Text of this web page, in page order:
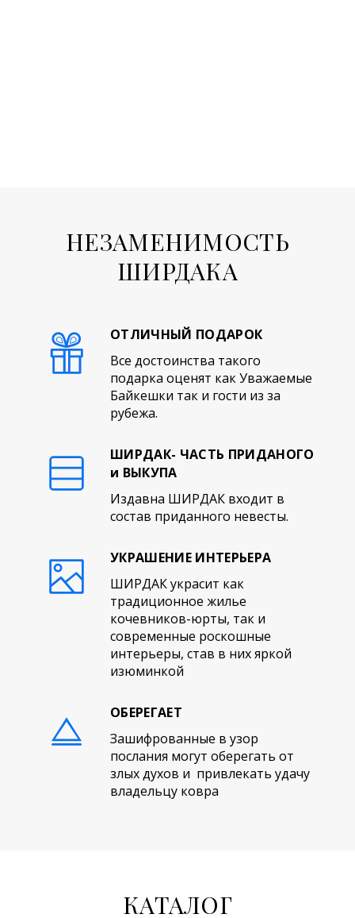
НЕЗАМЕНИМОСТЬ
ШИРДАКА
ОТЛИЧНЫЙ ПОДАРОК
Все достоинства такого
подарка оценят как Уважаемые
Байкешки так и гости из за
рубежа.
ШИРДАК- ЧАСТЬ ПРИДАНОГО
и ВЫКУПА
Издавна ШИРДАК входит в
состав приданного невесты.
УКРАШЕНИЕ ИНТЕРЬЕРА
ШИРДАК украсит как
традиционное жилье
кочевников-юрты, так и
современные роскошные
интерьеры, став в них яркой
изюминкой
ОБЕРЕГАЕТ
Зашифрованные в узор
послания могут оберегать от
злых духов и привлекать удачу
владельцу ковра
КАТАЛОГ